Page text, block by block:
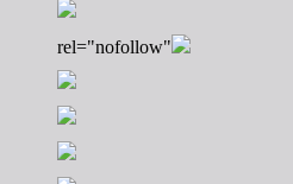
rel="nofollow"